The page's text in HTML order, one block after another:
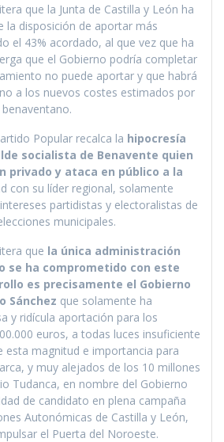
que la Junta de Castilla y León ha
la disposición de aportar más
el 43% acordado, al que vez que ha
que el Gobierno podría completar
no puede aportar y que habrá
a los nuevos costes estimados por
Popular recalca la hipocresía
socialista de Benavente quien
privado y ataca en público a la
con su líder regional, solamente
partidistas y electoralistas de
municipales.
que la única administración
se ha comprometido con este
es precisamente el Gobierno
Sánchez que solamente ha
y ridícula aportación para los
euros, a todas luces insuficiente
esta magnitud e importancia para
y muy alejados de los 10 millones
Tudanca, en nombre del Gobierno
de candidato en plena campaña
Autonómicas de Castilla y León,
el Puerta del Noroeste.